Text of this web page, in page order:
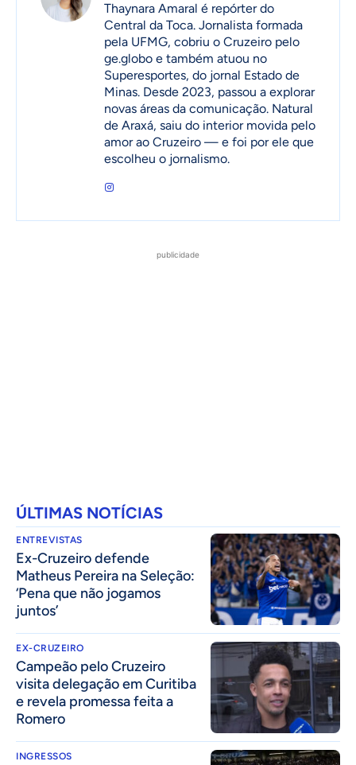
Thaynara Amaral é repórter do
Central da Toca. Jornalista formada
pela UFMG, cobriu o Cruzeiro pelo
ge.globo e também atuou no
Superesportes, do jornal Estado de
Minas. Desde 2023, passou a explorar
novas áreas da comunicação. Natural
de Araxá, saiu do interior movida pelo
amor ao Cruzeiro — e foi por ele que
escolheu o jornalismo.
publicidade
ÚLTIMAS NOTÍCIAS
ENTREVISTAS
Ex-Cruzeiro defende
Matheus Pereira na Seleção:
‘Pena que não jogamos
juntos’
EX-CRUZEIRO
Campeão pelo Cruzeiro
visita delegação em Curitiba
e revela promessa feita a
Romero
INGRESSOS